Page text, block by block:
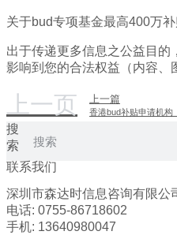
关于bud专项基金最高400万
出于传递更多信息之公益目
影响到您的合法权益（内容、
上一页 上一篇
香港bud补贴申请机构
搜
索
联系我们
深圳市森达时信息咨询有限公
电话: 0755-86718602
手机: 13640980047